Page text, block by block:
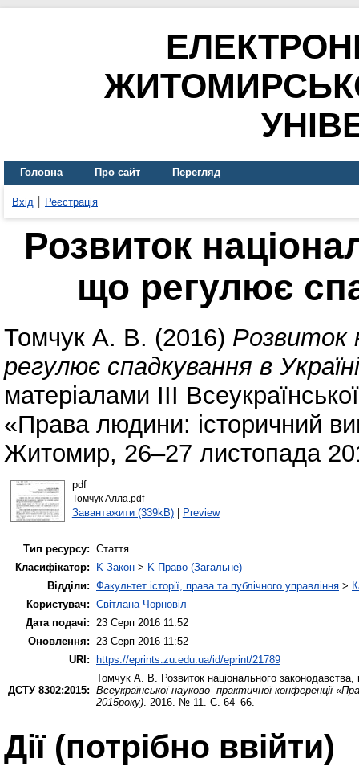
Головна Про сайт Перегляд
Вхід Реєстрація
Розвиток
що регулює
Томчук А. В. (2016) Розвиток
регулює спадкування в
матеріалами ІІІ
«Права людини: історичний
Житомир, 26–27 листопада
pdf
Томчук Алла.pdf
Завантажити (339kB)| Preview
Тип ресурсу: Стаття
Класифікатор:
K Закон > K Право (Загальне)
Відділи: Факультет історії, права та публічного управління >
Користувач: Світлана Чорновіл
Дата подачі: 23 Серп 2016 11:52
Оновлення: 23 Серп 2016 11:52
URI:
https://eprints.zu.edu.ua/id/eprint/21789
ДСТУ 8302:2015:
Томчук А. В. Розвиток національного
Всеукраїнської науково- практичної конференції
2015року). 2016. № 11. С. 64–66.
Дії ​​(потрібно ввійти)